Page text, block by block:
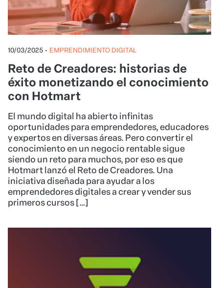
10/03/2025 • EMPRENDIMIENTO DIGITAL
Reto de Creadores: historias de
éxito monetizando el conocimiento
con Hotmart
El mundo digital ha abierto infinitas
oportunidades para emprendedores, educadores
y expertos en diversas áreas. Pero convertir el
conocimiento en un negocio rentable sigue
siendo un reto para muchos, por eso es que
Hotmart lanzó el Reto de Creadores. Una
iniciativa diseñada para ayudar a los
emprendedores digitales a crear y vender sus
primeros cursos […]